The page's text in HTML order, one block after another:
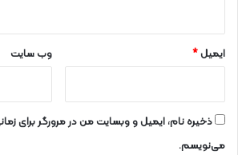
ایمیل* وب‌ سایت
ذخیره نام، ایمیل و وبسایت من در مرورگر برای
می‌نویسم.